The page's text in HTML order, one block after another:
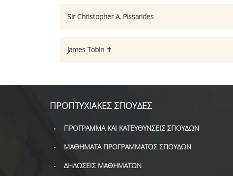
Sir Christopher A. Pissarides
James Tobin ✝
ΠΡΟΠΤΥΧΙΑΚΕΣ ΣΠΟΥΔΕΣ
ΠΡΟΓΡΑΜΜΑ ΚΑΙ ΚΑΤΕΥΘΥΝΣΕΙΣ ΣΠΟΥΔΩΝ
ΜΑΘΗΜΑΤΑ ΠΡΟΓΡΑΜΜΑΤΟΣ ΣΠΟΥΔΩΝ
ΔΗΛΩΣΕΙΣ ΜΑΘΗΜΑΤΩΝ